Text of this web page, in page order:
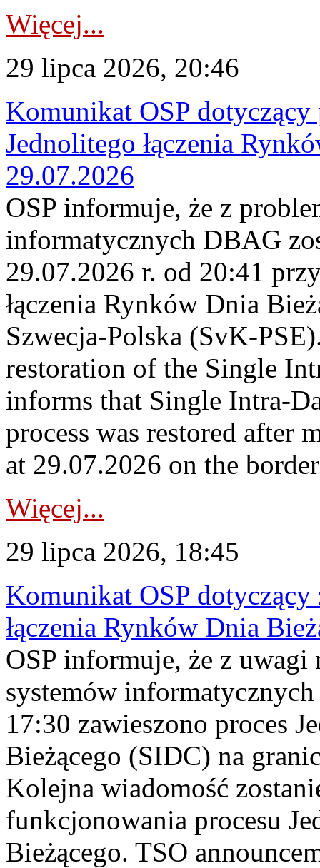
Więcej...
29 lipca 2026, 20:46
Komunikat OSP
Jednolitego łączenia
29.07.2026
OSP informuje, że z
informatycznych DBAG
29.07.2026 r. od 20:41
łączenia Rynków Dnia
Szwecja-Polska (SvK-
restoration of the Single
informs that Single Intra-
process was restored after
at 29.07.2026 on the
Więcej...
29 lipca 2026, 18:45
Komunikat OSP dotyczący
łączenia Rynków Dnia
OSP informuje, że z uwagi
systemów
17:30 zawieszono proces
Bieżącego (SIDC) na
Kolejna wiadomość
funkcjonowania procesu
Bieżącego. TSO